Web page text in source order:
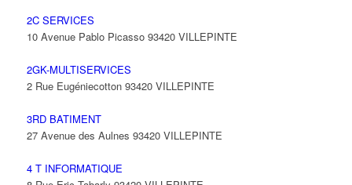
2C SERVICES
10 Avenue Pablo Picasso 93420 VILLEPINTE
2GK-MULTISERVICES
2 Rue Eugéniecotton 93420 VILLEPINTE
3RD BATIMENT
27 Avenue des Aulnes 93420 VILLEPINTE
4 T INFORMATIQUE